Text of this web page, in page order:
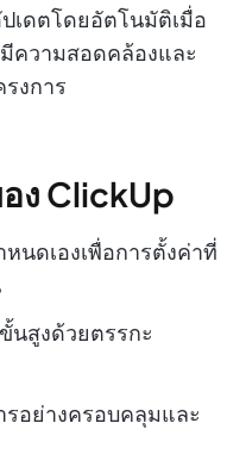
เดตโดยอัตโนมัติเมื่อ
ความสอดคล้องและ
งการ
ง ClickUp
นดเองเพื่อการตั้งค่าที่
นสูงด้วยตรรกะ
รอย่างครอบคลุมและ